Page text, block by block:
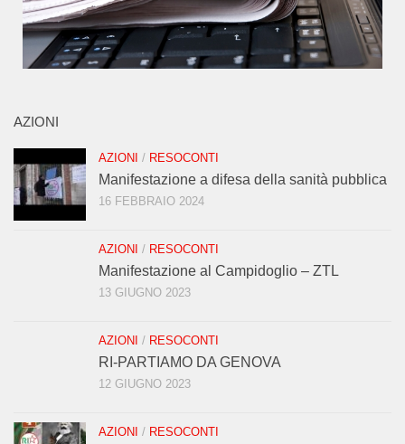
AZIONI
AZIONI / RESOCONTI
Manifestazione a difesa della sanità pubblica
16 FEBBRAIO 2024
AZIONI / RESOCONTI
Manifestazione al Campidoglio – ZTL
13 GIUGNO 2023
AZIONI / RESOCONTI
RI-PARTIAMO DA GENOVA
12 GIUGNO 2023
AZIONI / RESOCONTI